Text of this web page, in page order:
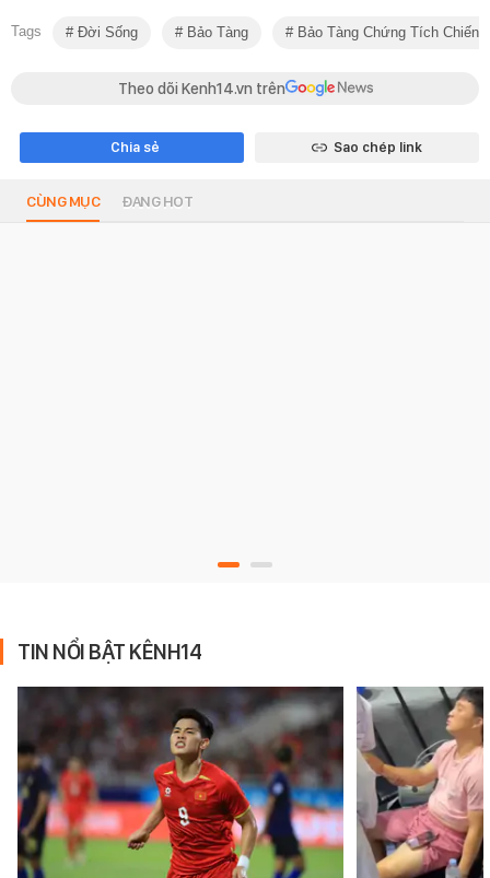
Tags Đời Sống Bảo Tàng Bảo Tàng Chứng Tích Chiến
Theo dõi Kenh14.vn trên
Chia sẻ Sao chép link
CÙNG MỤC ĐANG HOT
TIN NỔI BẬT KÊNH14